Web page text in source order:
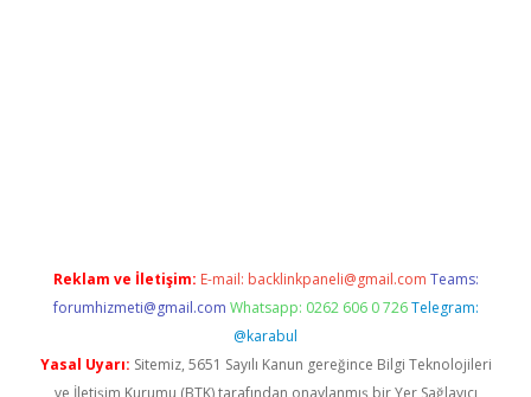
Reklam ve İletişim: E-mail: backlinkpaneli@gmail.com Teams:
forumhizmeti@gmail.com Whatsapp: 0262 606 0 726 Telegram:
@karabul
Yasal Uyarı: Sitemiz, 5651 Sayılı Kanun gereğince Bilgi Teknolojileri
ve İletişim Kurumu (BTK) tarafından onaylanmış bir Yer Sağlayıcı